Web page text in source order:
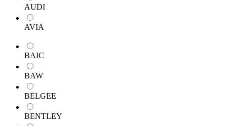
AUDI
AVIA
BAIC
BAW
BELGEE
BENTLEY